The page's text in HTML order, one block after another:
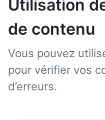
Utilisation
de contenu
Vous pouvez
pour vérifier vos
d’erreurs.